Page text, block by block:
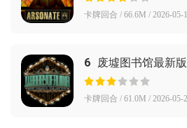
卡牌回合 / 66.6M / 2026-05-
6 废墟图书馆最新
卡牌回合 / 61.0M / 2026-05-